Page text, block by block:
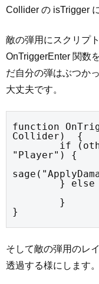
Collider の isTrigger
敵の弾用にスクリプ
OnTriggerEnter 関数
だ自分の弾はぶつか
大丈夫です。
function
Collider)  {
"Player") {
}
そして敵の弾用のレ
透過する様にします。